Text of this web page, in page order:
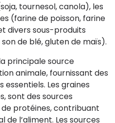
tournesol, canola), les
(farine de poisson, farine
divers sous-produits
de blé, gluten de maïs).
principale source
animale, fournissant des
Les graines
sont des sources
protéines, contribuant
l’aliment. Les sources